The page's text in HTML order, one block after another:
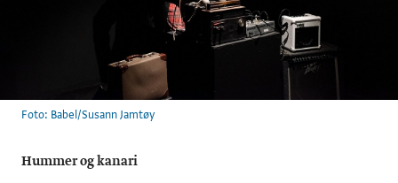
Foto: Babel/Susann Jamtøy
Hummer og kanari